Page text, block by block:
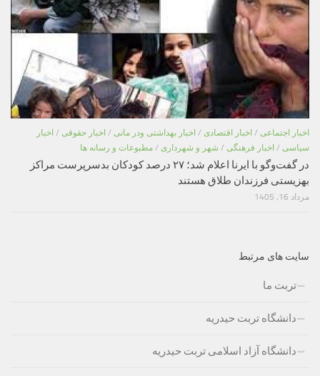
اخبار اجتماعی / اخبار اقتصادی / اخبار بهداشتی ودر مانی / اخبار حقوقی / اخبار
سیاسی / اخبار فرهنگی / شهر و شهرداری / مطبوعات و رسانه ها
در گفت‌وگو با ایرنا اعلام شد؛ ۲۷ درصد کودکان بدسرپرست مراکز
بهزیستی فرزندان طلاق هستند
مرداد 16, 1405
سایت های مرتبط
تربت ما
دانشگاه تربت حیدریه
دانشگاه آزاد اسلامی تربت حیدریه